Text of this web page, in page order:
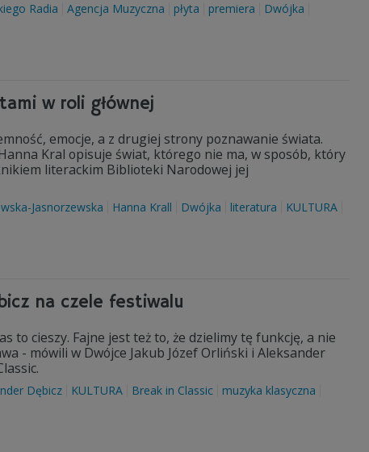
Radia Agencja Muzyczna płyta premiera
Dwójka
w roli głównej
emocje, a z drugiej strony poznawanie świata.
Kral opisuje świat, którego nie ma, w sposób, który
literackim Biblioteki Narodowej jej
Jasnorzewska Hanna Krall Dwójka literatura
KULTURA
na czele festiwalu
to cieszy. Fajne jest też to, że dzielimy tę funkcję, a nie
- mówili w Dwójce Jakub Józef Orliński i Aleksander
Dębicz KULTURA Break in Classic
muzyka klasyczna